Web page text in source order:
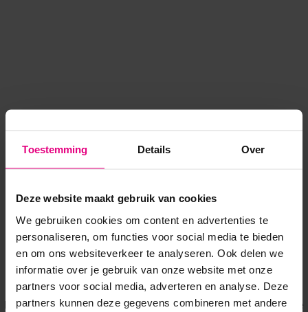
Toestemming Details Over
Deze website maakt gebruik van cookies
We gebruiken cookies om content en advertenties te
personaliseren, om functies voor social media te bieden
en om ons websiteverkeer te analyseren. Ook delen we
informatie over je gebruik van onze website met onze
partners voor social media, adverteren en analyse. Deze
partners kunnen deze gegevens combineren met andere
Application error: a client-side exception has occurred while
loadingwww.voordeeluitjes.nl (see the browser console for more